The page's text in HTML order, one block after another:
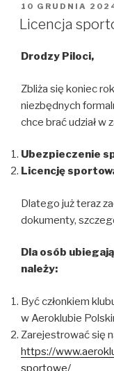
OPUBLIKOWANE
W
10 GRUDNIA
Licencja
Drodzy Piloci,
Zbliża się koniec
niezbędnych
chce brać udział w
Ubezpieczenie
Licencję
Dlatego już teraz
dokumenty,
Dla osób
należy:
Być członkiem
w Aeroklubie
Zarejestrować się
https://
sportowe/